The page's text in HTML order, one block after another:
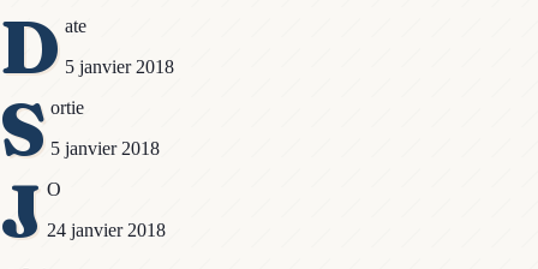
D ate
5 janvier 2018
S ortie
5 janvier 2018
J O
24 janvier 2018